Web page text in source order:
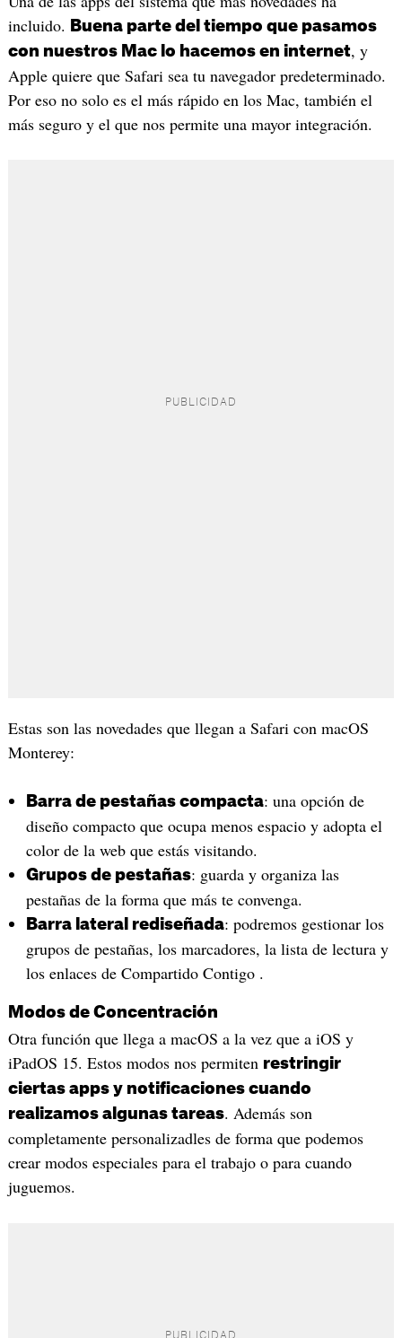
incluido.
Buena parte del tiempo que pasamos
con nuestros Mac lo hacemos en internet, y
Apple quiere que Safari sea tu navegador predeterminado.
Por eso no solo es el más rápido en los Mac, también el
más seguro y el que nos permite una mayor integración.
Estas son las novedades que llegan a Safari con macOS
Monterey:
Barra de pestañas compacta: una opción de
diseño compacto que ocupa menos espacio y adopta el
color de la web que estás visitando.
Grupos de pestañas: guarda y organiza las
pestañas de la forma que más te convenga.
Barra lateral rediseñada: podremos gestionar los
grupos de pestañas, los marcadores, la lista de lectura y
los enlaces de Compartido Contigo .
Modos de Concentración
Otra función que llega a macOS a la vez que a iOS y
iPadOS 15. Estos modos nos permiten restringir
ciertas apps y notificaciones cuando
realizamos algunas tareas. Además son
completamente personalizadles de forma que podemos
crear modos especiales para el trabajo o para cuando
juguemos.